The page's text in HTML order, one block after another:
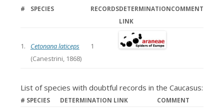
# SPECIES RECORDSDETERMINATION
LINK
COMMENT
1.
Cetonana laticeps
(Canestrini, 1868)
1
List of species with doubtful records in the Caucasus:
# SPECIES DETERMINATION LINK COMMENT